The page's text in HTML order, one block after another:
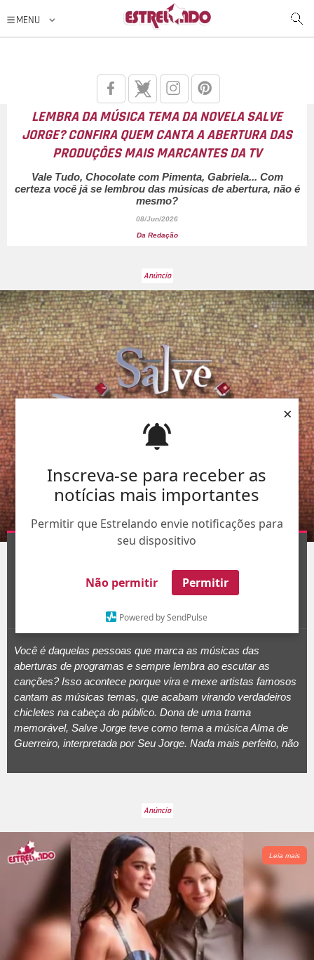
Inscreva-se para receber as
notícias mais importantes
Permitir que Estrelando envie notificações para
seu dispositivo
Não permitir Permitir
Powered by SendPulse
×
LEMBRA DA MÚSICA TEMA DA NOVELASALVE
JORGE? CONFIRA QUEM CANTA A ABERTURA DAS
PRODUÇÕES MAIS MARCANTES DA TV
Vale Tudo, Chocolate com Pimenta, Gabriela... Com
certeza você já se lembrou das músicas de abertura, não é
mesmo?
08/Jun/2026
Da Redação
Divulgação-TV Globo
/25
Você é daquelas pessoas que marca as músicas das
aberturas de programas e sempre lembra ao escutar as
canções? Isso acontece porque vira e mexe artistas famosos
cantam as músicas temas, que acabam virando verdadeiros
chicletes na cabeça do público. Dona de uma trama
memorável, Salve Jorge teve como tema a músicaAlma de
Guerreiro, interpretada por Seu Jorge. Nada mais perfeito, não
abertura dos programas mais marcantes da TV?
Leia mais